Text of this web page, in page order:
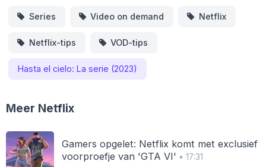
Series Video on demand Netflix
Netflix-tips VOD-tips
Hasta el cielo: La serie (2023)
Meer Netflix
Gamers opgelet: Netflix komt met exclusief
voorproefje van 'GTA VI' • 17:31